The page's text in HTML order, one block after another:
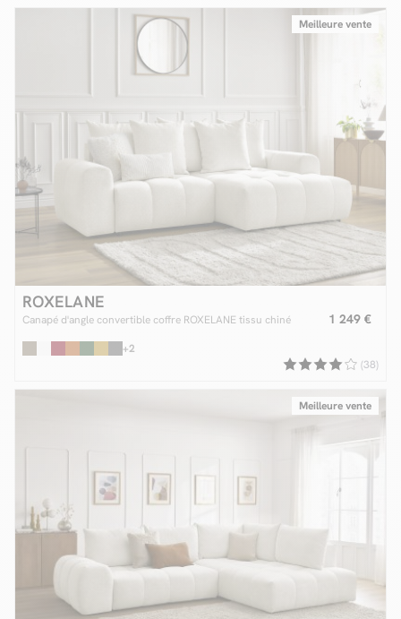
Meilleure vente
ROXELANE
Canapé d'angle convertible coffre ROXELANE tissu chiné 1 249 €
+2
(38)
Meilleure vente